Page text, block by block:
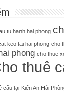
tu hanh hai phong
keo tai hai phong cho
phong cho thue
thuê
cẩu tại Kiến An Hải